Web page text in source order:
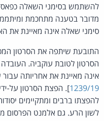
להשתמש בסימני השאלה
מדובר בטענה מתחכמת
סימני שאלה אינה מאיינת את
התובעת שיתפה את הסרטון
הסרטון לטובת עוקביה.
אינה מאיינת את אחריותה עבור
1239/19]. הפצת הסרטון על-
לשון הרע. גם אלמנט הפרסום